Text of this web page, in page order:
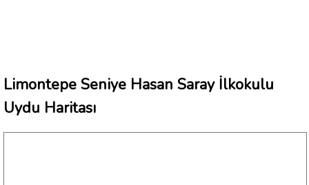
Limontepe Seniye Hasan Saray İlkokulu
Uydu Haritası